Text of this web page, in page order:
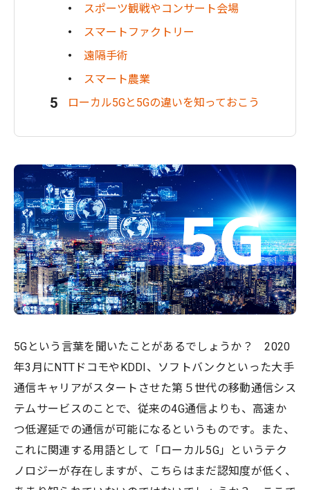
スポーツ観戦やコンサート会場
スマートファクトリー
遠隔手術
スマート農業
ローカル5Gと5Gの違いを知っておこう
5Gという言葉を聞いたことがあるでしょうか？ 2020
年3月にNTTドコモやKDDI、ソフトバンクといった大手
通信キャリアがスタートさせた第５世代の移動通信シス
テムサービスのことで、従来の4G通信よりも、高速か
つ低遅延での通信が可能になるというものです。また、
これに関連する用語として「ローカル5G」というテク
ノロジーが存在しますが、こちらはまだ認知度が低く、